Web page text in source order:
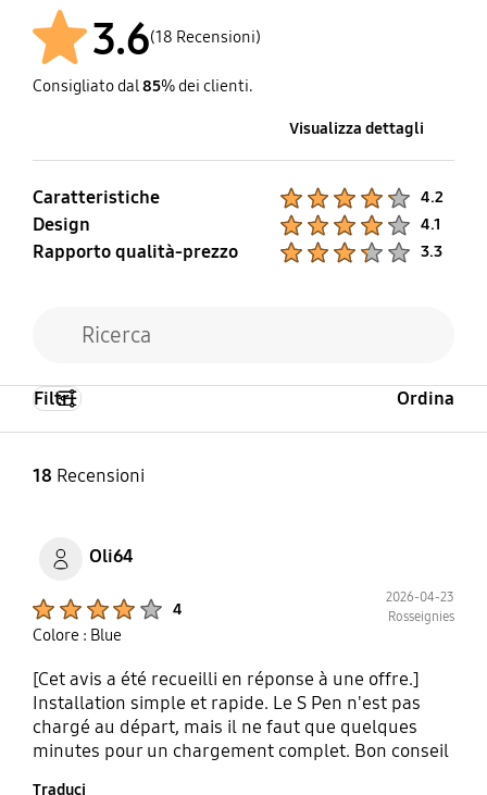
3.6(18 Recensioni)
Consigliato dal85% dei clienti.
Visualizza dettagli
Caratteristiche 4.2
Design 4.1
Rapporto qualità-prezzo 3.3
18 Recensioni
Filtri Ordina
Oli64
4
2026-04-23
Rosseignies
Colore : Blue
[Cet avis a été recueilli en réponse à une offre.]
Installation simple et rapide. Le S Pen n'est pas
chargé au départ, mais il ne faut que quelques
minutes pour un chargement complet. Bon conseil
Traduci